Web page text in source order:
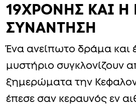
19ΧΡΟΝΗΣ ΚΑΙ Η
ΣΥΝΑΝΤΗΣΗ
Ένα ανείπωτο δράμα και
μυστήριο συγκλονίζουν
ξημερώματα την
έπεσε σαν κεραυνός εν